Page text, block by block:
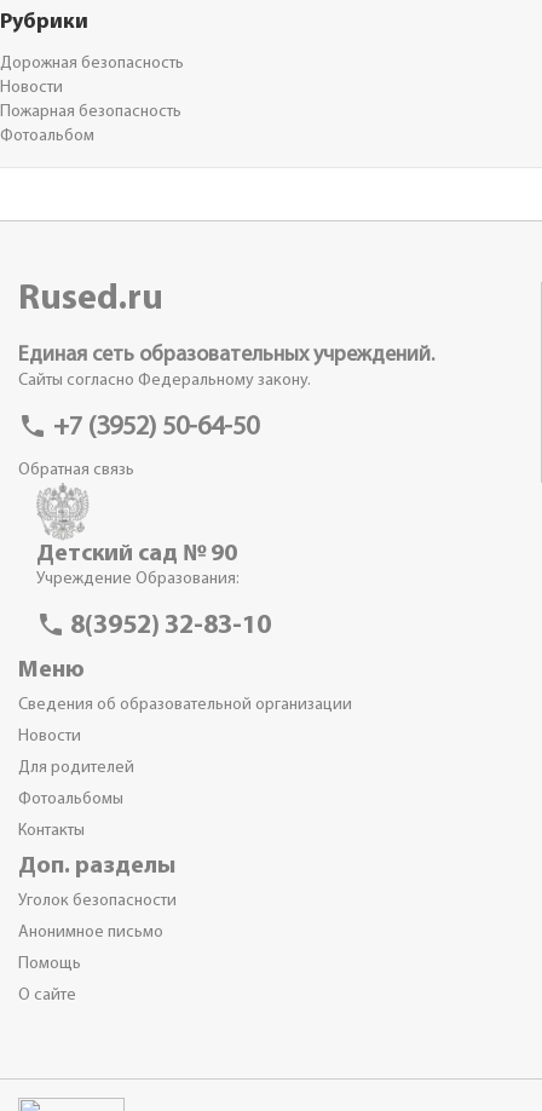
Рубрики
Дорожная безопасность
Новости
Пожарная безопасность
Фотоальбом
Rused.ru
Единая сеть образовательных учреждений.
Сайты согласно Федеральному закону.
phone +7 (3952) 50-64-50
Обратная связь
Детский сад № 90
Учреждение Образования:
phone 8(3952) 32-83-10
Меню
Сведения об образовательной организации
Новости
Для родителей
Фотоальбомы
Контакты
Доп. разделы
Уголок безопасности
Анонимное письмо
Помощь
О сайте